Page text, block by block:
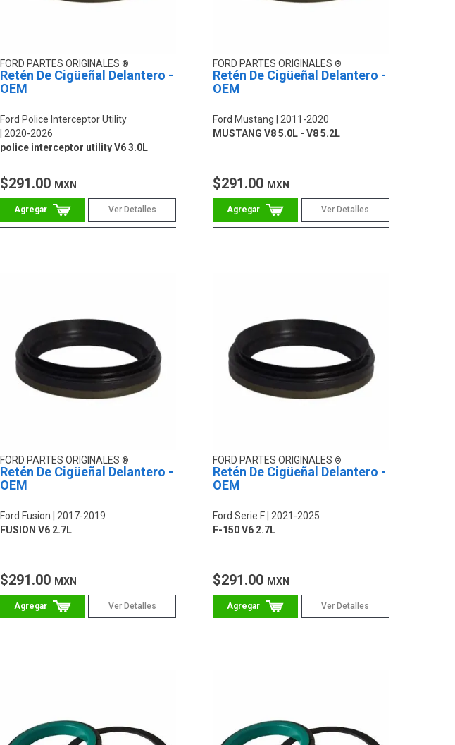
FORD PARTES ORIGINALES
Retén De Cigüeñal Delantero -
OEM
Ford Police Interceptor Utility
2020-2026
police interceptor utility V6 3.0L
$291.00 MXN
Ver Detalles
FORD PARTES ORIGINALES
Retén De Cigüeñal Delantero -
OEM
Ford Mustang
2011-2020
MUSTANG V8 5.0L - V8 5.2L
$291.00 MXN
Ver Detalles
FORD PARTES ORIGINALES
Retén De Cigüeñal Delantero -
OEM
Ford Fusion
2017-2019
FUSION V6 2.7L
$291.00 MXN
Ver Detalles
FORD PARTES ORIGINALES
Retén De Cigüeñal Delantero -
OEM
Ford Serie F
2021-2025
F-150 V6 2.7L
$291.00 MXN
Ver Detalles